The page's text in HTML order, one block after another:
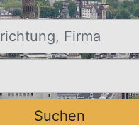
Firma
Suchen